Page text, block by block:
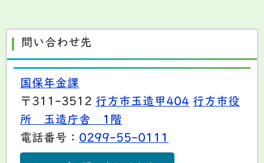
問い合わせ先
国保年金課
〒311-3512 行方市玉造甲404 行方市役
所 玉造庁舎 1階
電話番号： 0299-55-0111